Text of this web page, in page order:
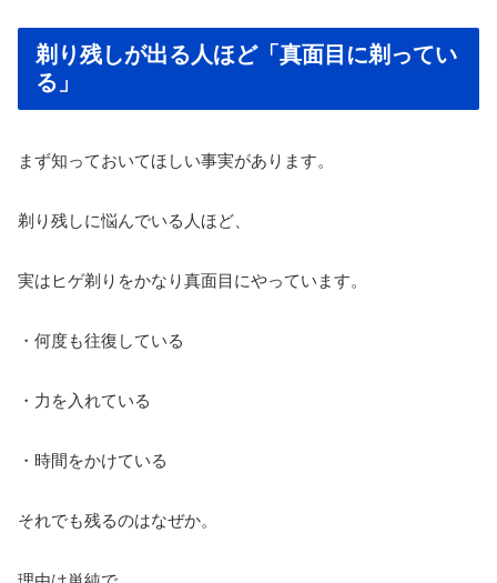
剃り残しが出る人ほど「真面目に剃ってい
る」
まず知っておいてほしい事実があります。
剃り残しに悩んでいる人ほど、
実はヒゲ剃りをかなり真面目にやっています。
・何度も往復している
・力を入れている
・時間をかけている
それでも残るのはなぜか。